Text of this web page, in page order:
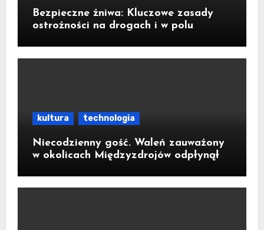
Bezpieczne żniwa: Kluczowe zasady
ostrożności na drogach i w polu
kultura technologia
Niecodzienny gość. Waleń zauważony
w okolicach Międzyzdrojów odpłynął